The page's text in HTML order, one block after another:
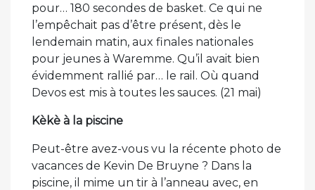
pour… 180 secondes de basket. Ce qui ne
l’empêchait pas d’être présent, dès le
lendemain matin, aux finales nationales
pour jeunes à Waremme. Qu’il avait bien
évidemment rallié par… le rail. Où quand
Devos est mis à toutes les sauces. (21 mai)
Kèkè à la piscine
Peut-être avez-vous vu la récente photo de
vacances de Kevin De Bruyne ? Dans la
piscine, il mime un tir à l’anneau avec, en